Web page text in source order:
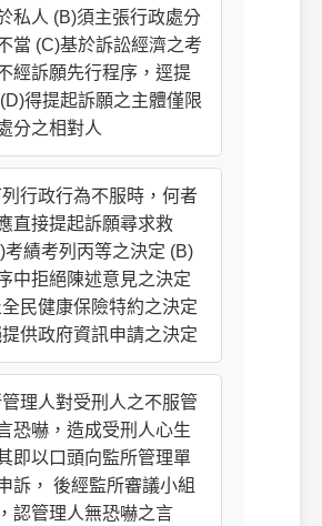
私人 (B)須主張行政處分
當 (C)基於訴訟經濟之考
經訴願先行程序，逕提
得提起訴願之主體僅限
分之相對人
行政行為不服時，何者
直接提起訴願尋求救
考績考列丙等之決定 (B)
中拒絕陳述意見之決定
民健康保險特約之決定
供政府資訊申請之決定
理人對受刑人之不服管
恐嚇，造成受刑人心生
即以口頭向監所管理單
訴， 後經監所審議小組
認管理人無恐嚇之言